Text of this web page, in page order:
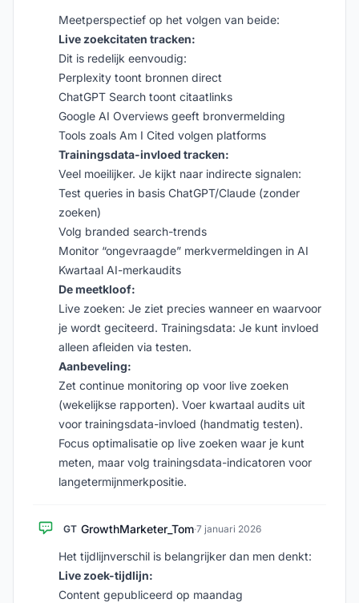
Meetperspectief op het volgen van beide:
Live zoekcitaten tracken:
Dit is redelijk eenvoudig:
Perplexity toont bronnen direct
ChatGPT Search toont citaatlinks
Google AI Overviews geeft bronvermelding
Tools zoals Am I Cited volgen platforms
Trainingsdata-invloed tracken:
Veel moeilijker. Je kijkt naar indirecte signalen:
Test queries in basis ChatGPT/Claude (zonder
zoeken)
Volg branded search-trends
Monitor “ongevraagde” merkvermeldingen in AI
Kwartaal AI-merkaudits
De meetkloof:
Live zoeken: Je ziet precies wanneer en waarvoor
je wordt geciteerd. Trainingsdata: Je kunt invloed
alleen afleiden via testen.
Aanbeveling:
Zet continue monitoring op voor live zoeken
(wekelijkse rapporten). Voer kwartaal audits uit
voor trainingsdata-invloed (handmatig testen).
Focus optimalisatie op live zoeken waar je kunt
meten, maar volg trainingsdata-indicatoren voor
langetermijnmerkpositie.
GT GrowthMarketer_Tom·7 januari 2026
Het tijdlijnverschil is belangrijker dan men denkt:
Live zoek-tijdlijn:
Content gepubliceerd op maandag